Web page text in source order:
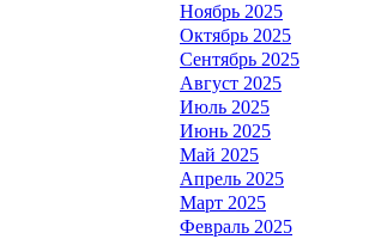
Ноябрь 2025
Октябрь 2025
Сентябрь 2025
Август 2025
Июль 2025
Июнь 2025
Май 2025
Апрель 2025
Март 2025
Февраль 2025